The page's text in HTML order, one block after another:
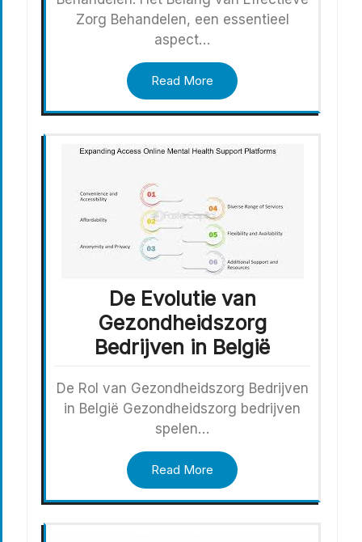
Zorg Behandelen, een essentieel
aspect…
Read More
De Evolutie van
Gezondheidszorg
Bedrijven in België
De Rol van Gezondheidszorg Bedrijven
in België Gezondheidszorg bedrijven
spelen…
Read More